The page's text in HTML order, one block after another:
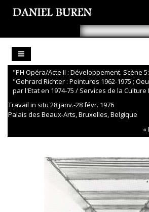
"PH Opéra/Acte II : Développement. Scène
"Gehrard Richter : Peintures 1962-1975 ;
par l'Etat en 1974-75 / Services de la
Travail in situ 28 janv.-28 févr. 1976
Palais des Beaux-Arts, Bruxelles, Belgique
«